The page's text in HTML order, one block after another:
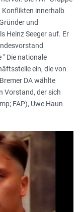
Konflikten innerhalb
und
Heinz Seeger auf. Er
Die nationale
ein, die von
DA wählte
Vorstand, der sich
FAP), Uwe Haun